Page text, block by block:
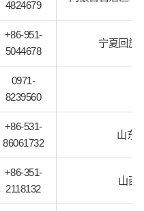
4824679
+86-951-
5044678
宁夏回族
0971-
8239560
+86-531-
86061732
山东
+86-351-
2118132
山西